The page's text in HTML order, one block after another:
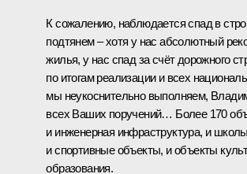
К сожалению, наблюдается спад в
подтянем – хотя у нас абсолютный
жилья, у нас спад за счёт дорожного
по итогам реализации и всех
мы неукоснительно выполняем,
всех Ваших поручений… Более 170
и инженерная инфраструктура, и
и спортивные объекты, и объекты
образования.